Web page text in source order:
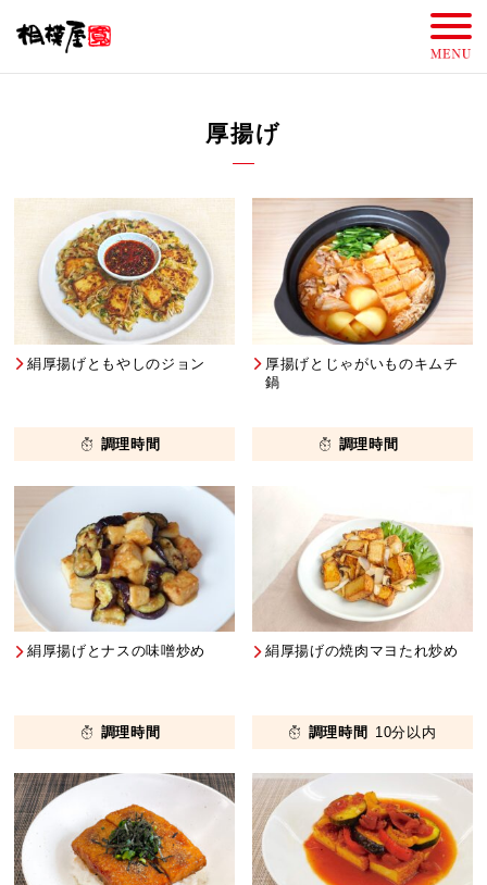
厚揚げ
絹厚揚げともやしのジョン
調理時間
厚揚げとじゃがいものキムチ
鍋
調理時間
絹厚揚げとナスの味噌炒め
調理時間
絹厚揚げの焼肉マヨたれ炒め
調理時間 10分以内